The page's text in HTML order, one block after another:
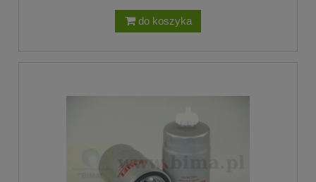
do koszyka